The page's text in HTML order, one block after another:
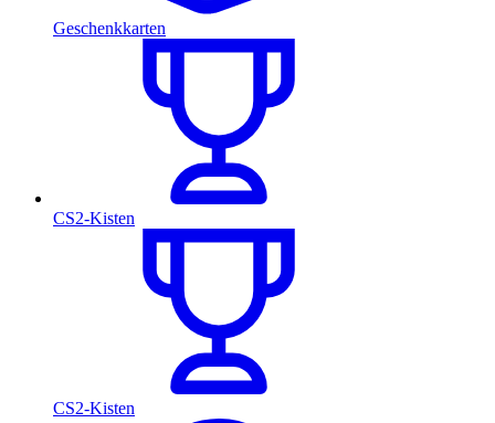
Geschenkkarten
CS2-Kisten
CS2-Kisten